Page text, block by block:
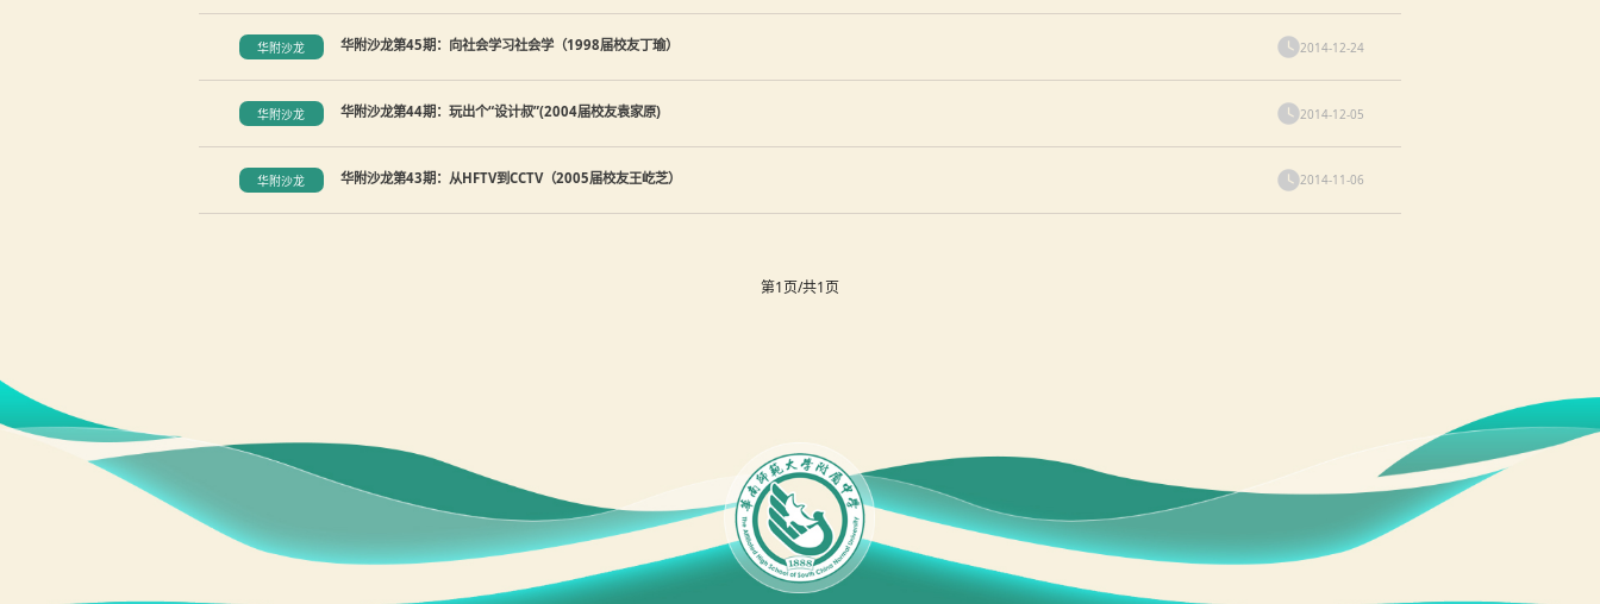
华附沙龙 华附沙龙第45期：向社会学习社会学（1998届校友丁瑜） 2014-12-24
华附沙龙 华附沙龙第44期：玩出个“设计叔”(2004届校友袁家原) 2014-12-05
华附沙龙 华附沙龙第43期：从HFTV到CCTV（2005届校友王屹芝） 2014-11-06
第1页/共1页